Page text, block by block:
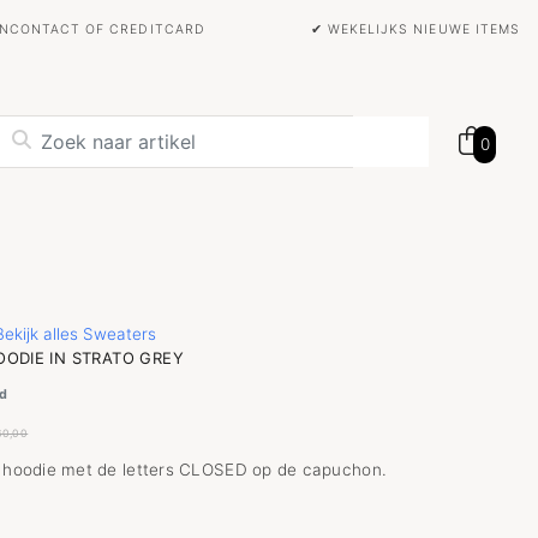
OF CREDITCARD ✔ WEKELIJKS NIEUWE ITEMS
0
alles Sweaters
IN STRATO GREY
met de letters CLOSED op de capuchon.